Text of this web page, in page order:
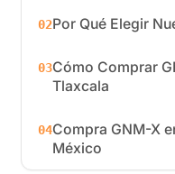
02Por Qué Elegir
03Cómo Comprar
Tlaxcala
04Compra GNM-X
México